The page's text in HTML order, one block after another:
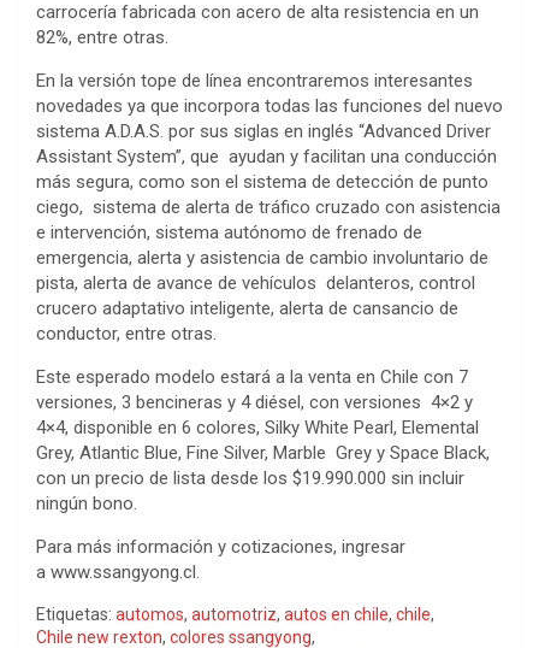
carrocería fabricada con acero de alta resistencia en un
82%, entre otras.
En la versión tope de línea encontraremos interesantes
novedades ya que incorpora todas las funciones del nuevo
sistema A.D.A.S. por sus siglas en inglés “Advanced Driver
Assistant System”, que ayudan y facilitan una conducción
más segura, como son el sistema de detección de punto
ciego, sistema de alerta de tráfico cruzado con asistencia
e intervención, sistema autónomo de frenado de
emergencia, alerta y asistencia de cambio involuntario de
pista, alerta de avance de vehículos delanteros, control
crucero adaptativo inteligente, alerta de cansancio de
conductor, entre otras.
Este esperado modelo estará a la venta en Chile con 7
versiones, 3 bencineras y 4 diésel, con versiones 4×2 y
4×4, disponible en 6 colores, Silky White Pearl, Elemental
Grey, Atlantic Blue, Fine Silver, Marble Grey y Space Black,
con un precio de lista desde los $19.990.000 sin incluir
ningún bono.
Para más información y cotizaciones, ingresar
a www.ssangyong.cl.
Etiquetas: automos, automotriz, autos en chile, chile,
Chile new rexton, colores ssangyong,